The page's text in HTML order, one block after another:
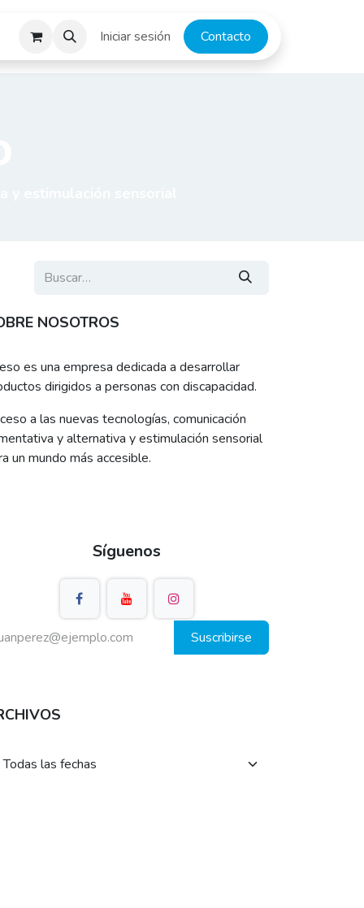
Iniciar sesión ​​​​​C​o​n​ta​ct​o
NOSOTROS
es una empresa dedicada a desarrollar
dirigidos a personas con discapacidad.
a las nuevas tecnologías, comunicación
y alternativa y estimulación sensorial
un mundo más accesible.
Síguenos
Suscribirse